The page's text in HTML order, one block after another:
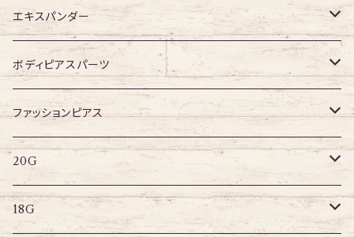
14G
ジュエル無し
ジュエル有り
エキスパンダー
316Lサージカルステンレス
アクリル
その他
ボディピアスパーツ
ネジタイプ
20G
18G
はめ込みタイプ
ファッションピアス
ポストピアス
リングピアス
20G
キャプティブリング
18G